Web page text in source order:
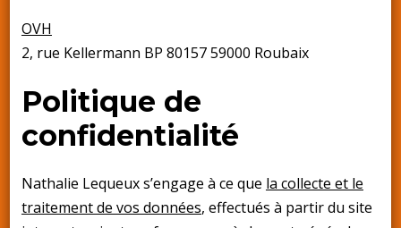
OVH
2, rue Kellermann BP 80157 59000 Roubaix
Politique de
confidentialité
Nathalie Lequeux s’engage à ce que la collecte et le
traitement de vos données, effectués à partir du site